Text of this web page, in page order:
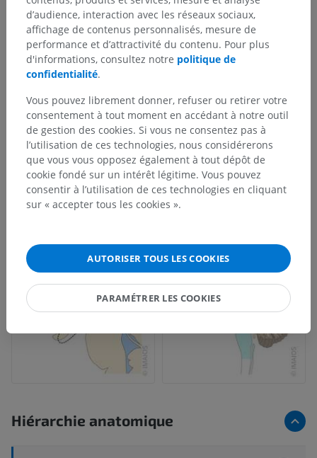
Hiérarchie anatomique
d’audience, interaction avec les réseaux sociaux,
affichage de contenus personnalisés, mesure de
performance et d’attractivité du contenu. Pour plus
d'informations, consultez notre politique de
confidentialité.
Vous pouvez librement donner, refuser ou retirer votre
consentement à tout moment en accédant à notre outil
de gestion des cookies. Si vous ne consentez pas à
l’utilisation de ces technologies, nous considérerons
que vous vous opposez également à tout dépôt de
cookie fondé sur un intérêt légitime. Vous pouvez
consentir à l’utilisation de ces technologies en cliquant
sur « accepter tous les cookies ».
AUTORISER TOUS LES COOKIES
PARAMÉTRER LES COOKIES